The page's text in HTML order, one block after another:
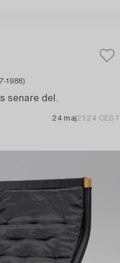
1988)
senare del.
24 maj21:24 CEST